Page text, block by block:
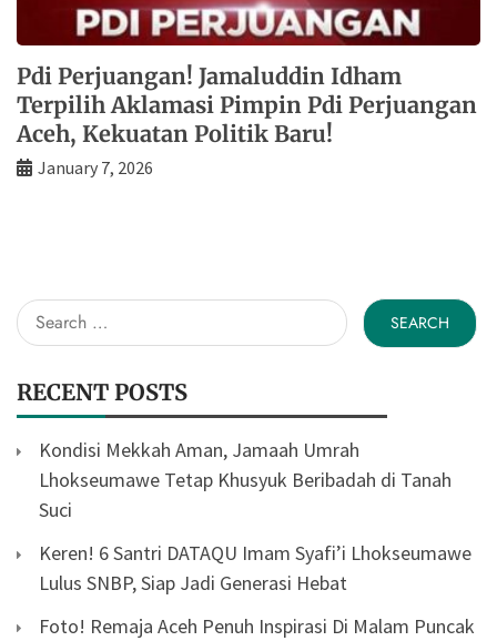
Pdi Perjuangan! Jamaluddin Idham
Terpilih Aklamasi Pimpin Pdi Perjuangan
Aceh, Kekuatan Politik Baru!
January 7, 2026
Search
for:
RECENT POSTS
Kondisi Mekkah Aman, Jamaah Umrah
Lhokseumawe Tetap Khusyuk Beribadah di Tanah
Suci
Keren! 6 Santri DATAQU Imam Syafi’i Lhokseumawe
Lulus SNBP, Siap Jadi Generasi Hebat
Foto! Remaja Aceh Penuh Inspirasi Di Malam Puncak